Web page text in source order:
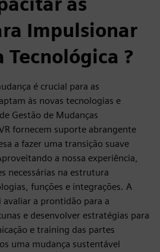
Impulsionar
Tecnológica ?
é crucial para as
às novas tecnologias e
Gestão de Mudanças
fornecem suporte abrangente
a fazer uma transição suave
a nossa experiência,
necessárias na estrutura
funções e integrações. A
a prontidão para a
e desenvolver estratégias para
e training das partes
uma mudança sustentável